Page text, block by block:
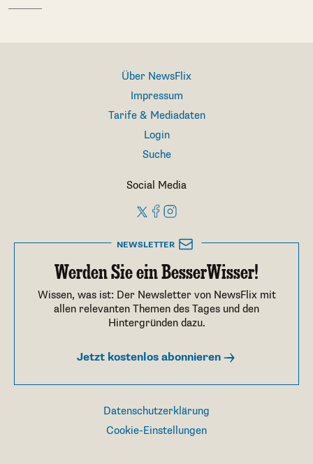
Über NewsFlix
Impressum
Tarife & Mediadaten
Login
Suche
Social Media
NEWSLETTER
Werden Sie ein BesserWisser!
Wissen, was ist: Der Newsletter von NewsFlix mit
allen relevanten Themen des Tages und den
Hintergründen dazu.
Jetzt kostenlos abonnieren
Datenschutzerklärung
Cookie-Einstellungen